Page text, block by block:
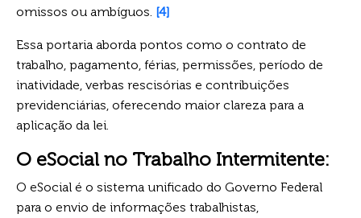
omissos ou ambíguos. [4]
Essa portaria aborda pontos como o contrato de
trabalho, pagamento, férias, permissões, período de
inatividade, verbas rescisórias e contribuições
previdenciárias, oferecendo maior clareza para a
aplicação da lei.
O eSocial no Trabalho Intermitente:
O eSocial é o sistema unificado do Governo Federal
para o envio de informações trabalhistas,